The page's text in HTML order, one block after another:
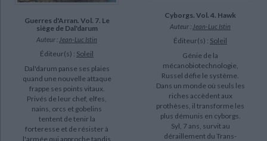
livre (279)
coffret (42)
SÉRIE
Merlin (16)
Le sang du dragon (12)
Elfes (11)
Guerres d'Arran. Vol. 7. Le
siège de Dal'darum
Auteur : Jean-Luc Istin
Éditeur(s) : Soleil
Dal'darum panse ses plaies
quand une nouvelle attaque
frappe ses points vitaux.
Privés de leur chef, elfes,
nains, orcs et gobelins
tentent de tenir la
forteresse et de résister à
l'armée qui approche tandis
Cyborgs. Vol. 4. Hawk
Auteur : Jean-Luc Istin
Éditeur(s) : Soleil
Génie de la
mécanobiotechnologie,
Russel défie le système.
Dans un monde où seuls les
riches accèdent aux
prothèses, il transforme les
plus démunis en cyborgs.
Syl, 7 ans, survit au
déraillement du Trans-